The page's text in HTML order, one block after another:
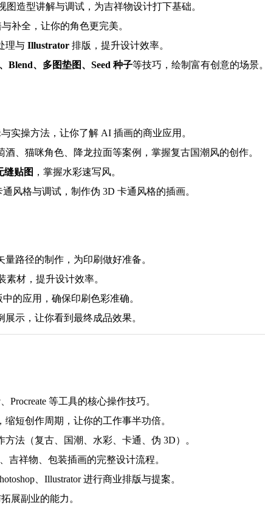
图造型讲解与调试，为吉祥物设计打下基础。
补全，让你的角色更完美。
理与 Illustrator 排版，提升设计效率。
Blend、多图垫图、Seed 种子等技巧，绘制富有创意的场景
实操方法，让你了解 AI 插画的商业应用。
酒、猫咪角色、降龙拉面等案例，掌握复古国潮风的创作。
缝贴图 ，掌握水彩速写风。
风格与调试，制作伪 3D 卡通风格的插画。
量路径的制作，为印刷做好准备。
素材，提升设计效率。
的应用，确保印刷色彩准确。
展示，让你看到最终成品效果。
Procreate 等工具的核心操作技巧。
缩短创作周期，让你的工作事半功倍。
法（复古、国潮、水彩、卡通、伪 3D）。
吉祥物、包装插画的完整设计流程。
、Illustrator 进行商业排版与提案。
展副业的能力。